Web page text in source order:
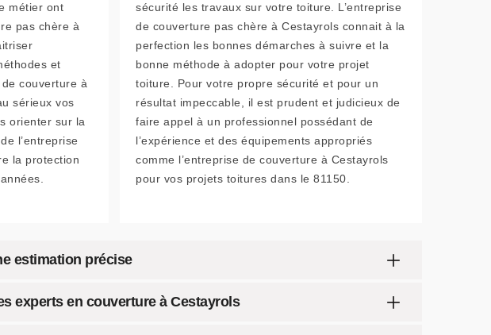
métier ont
pas chère à
et
couverture à
sérieux vos
orienter sur la
l’entreprise
la protection
sécurité les travaux sur votre toiture. L’entreprise
de couverture pas chère à Cestayrols connait à la
perfection les bonnes démarches à suivre et la
bonne méthode à adopter pour votre projet
toiture. Pour votre propre sécurité et pour un
résultat impeccable, il est prudent et judicieux de
faire appel à un professionnel possédant de
l’expérience et des équipements appropriés
comme l’entreprise de couverture à Cestayrols
pour vos projets toitures dans le 81150.
estimation précise
experts en couverture à Cestayrols